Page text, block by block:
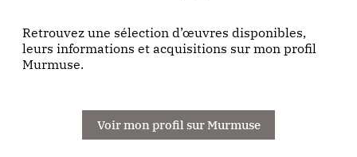
Retrouvez une sélection d’œuvres disponibles,
leurs informations et acquisitions sur mon profil
Murmuse.
Voir mon profil sur Murmuse